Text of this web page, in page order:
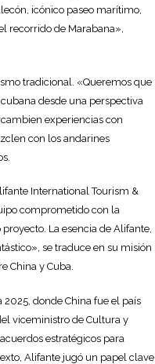
icónico paseo marítimo,
recorrido de Marabana»,
tradicional. «Queremos que
desde una perspectiva
experiencias con
con los andarines
International Tourism &
comprometido con la
La esencia de Alifante,
se traduce en su misión
China y Cuba.
2025, donde China fue el país
viceministro de Cultura y
estratégicos para
Alifante jugó un papel clave